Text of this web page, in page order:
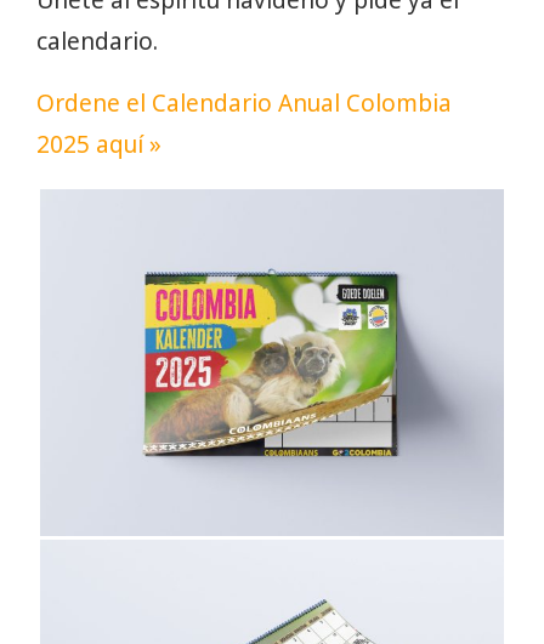
calendario.
Ordene el Calendario Anual Colombia
2025 aquí »